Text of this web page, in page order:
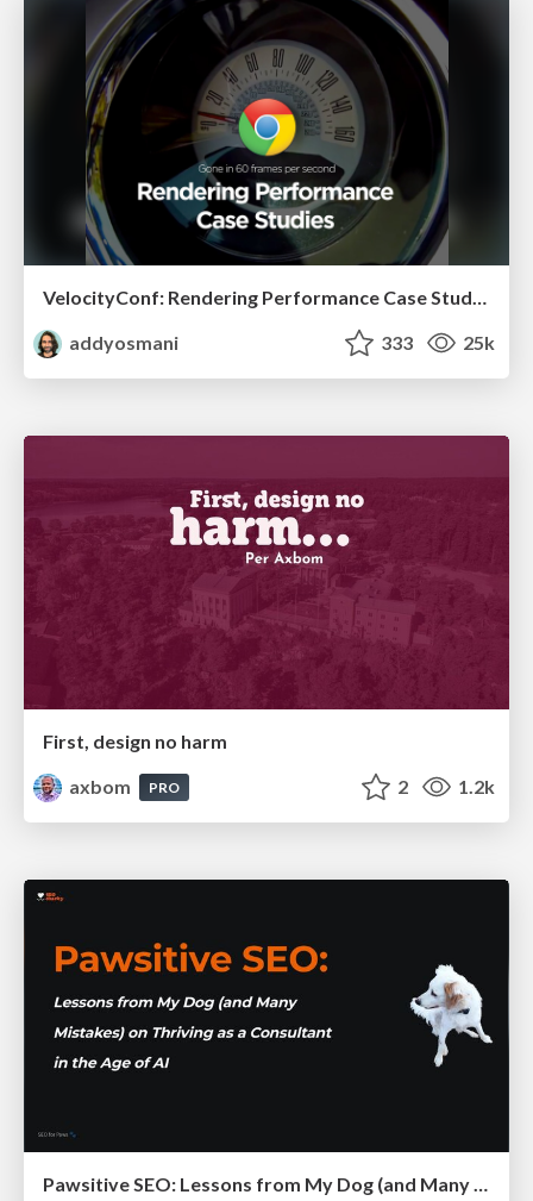
VelocityConf: Rendering Performance Case Studies
addyosmani
333 25k
First, design no harm
axbom
PRO 2 1.2k
Pawsitive SEO: Lessons from My Dog (and Many Mistakes) on Thriving as a Consultant in the Age of AI